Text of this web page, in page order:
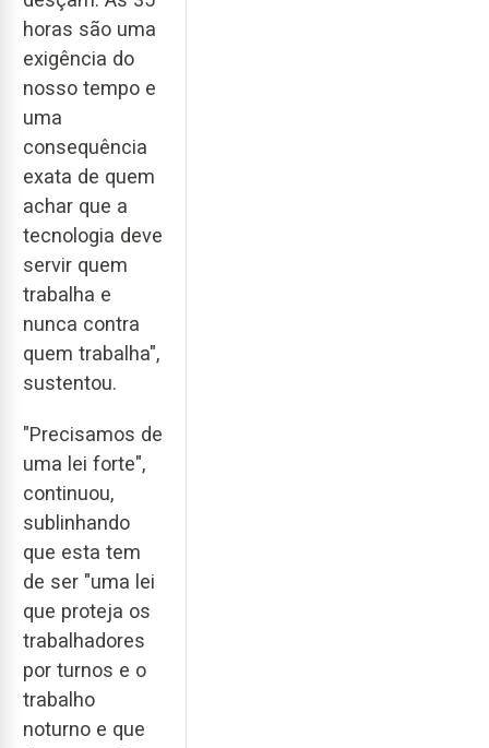
horas são uma
exigência do
nosso tempo e
uma
consequência
exata de quem
achar que a
tecnologia deve
servir quem
trabalha e
nunca contra
quem trabalha",
sustentou.
"Precisamos de
uma lei forte",
continuou,
sublinhando
que esta tem
de ser "uma lei
que proteja os
trabalhadores
por turnos e o
trabalho
noturno e que